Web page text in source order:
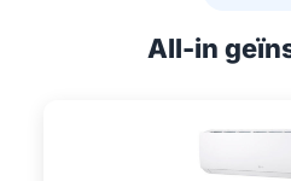
All-in